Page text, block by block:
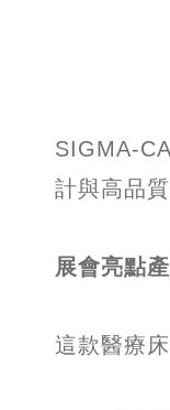
SIGMA-
計與高品
展會亮點
這款醫療